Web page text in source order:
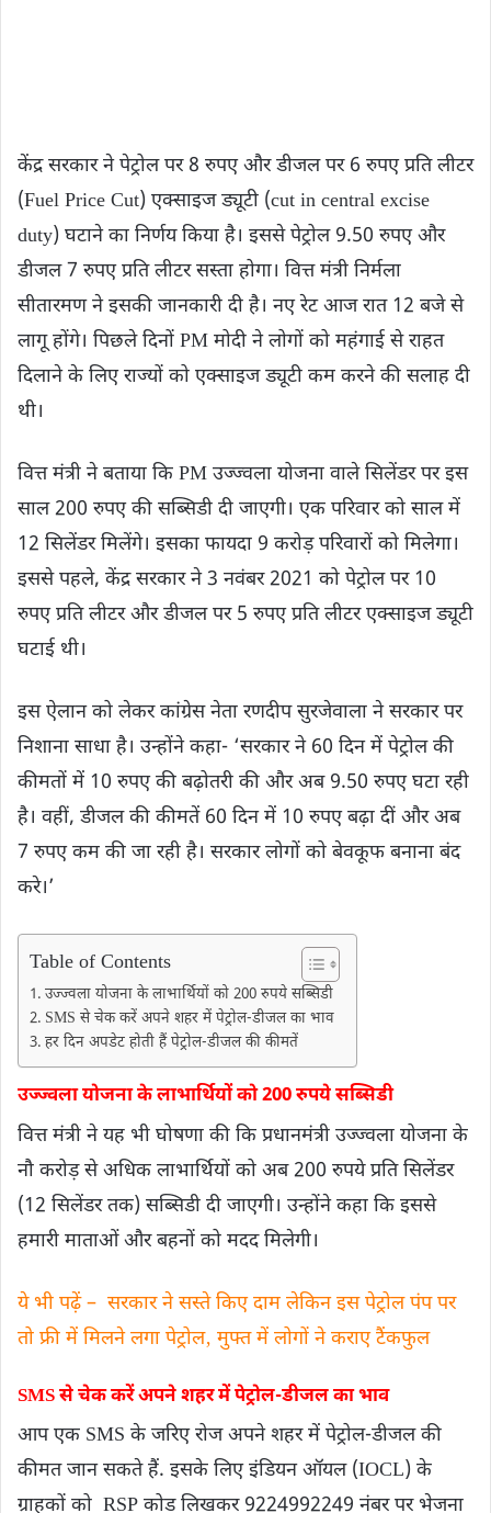
केंद्र सरकार ने पेट्रोल पर 8 रुपए और डीजल पर 6 रुपए प्रति लीटर
(Fuel Price Cut) एक्साइज ड्यूटी (cut in central excise
duty) घटाने का निर्णय किया है। इससे पेट्रोल 9.50 रुपए और
डीजल 7 रुपए प्रति लीटर सस्ता होगा। वित्त मंत्री निर्मला
सीतारमण ने इसकी जानकारी दी है। नए रेट आज रात 12 बजे से
लागू होंगे। पिछले दिनों PM मोदी ने लोगों को महंगाई से राहत
दिलाने के लिए राज्यों को एक्साइज ड्यूटी कम करने की सलाह दी
थी।
वित्त मंत्री ने बताया कि PM उज्ज्वला योजना वाले सिलेंडर पर इस
साल 200 रुपए की सब्सिडी दी जाएगी। एक परिवार को साल में
12 सिलेंडर मिलेंगे। इसका फायदा 9 करोड़ परिवारों को मिलेगा।
इससे पहले, केंद्र सरकार ने 3 नवंबर 2021 को पेट्रोल पर 10
रुपए प्रति लीटर और डीजल पर 5 रुपए प्रति लीटर एक्साइज ड्यूटी
घटाई थी।
इस ऐलान को लेकर कांग्रेस नेता रणदीप सुरजेवाला ने सरकार पर
निशाना साधा है। उन्होंने कहा- ‘सरकार ने 60 दिन में पेट्रोल की
कीमतों में 10 रुपए की बढ़ोतरी की और अब 9.50 रुपए घटा रही
है। वहीं, डीजल की कीमतें 60 दिन में 10 रुपए बढ़ा दीं और अब
7 रुपए कम की जा रही है। सरकार लोगों को बेवकूफ बनाना बंद
करे।’
Table of Contents
उज्ज्वला योजना के लाभार्थियों को 200 रुपये सब्सिडी
SMS से चेक करें अपने शहर में पेट्रोल-डीजल का भाव
हर दिन अपडेट होती हैं पेट्रोल-डीजल की कीमतें
उज्ज्वला योजना के लाभार्थियों को 200 रुपये सब्सिडी
वित्त मंत्री ने यह भी घोषणा की कि प्रधानमंत्री उज्ज्वला योजना के
नौ करोड़ से अधिक लाभार्थियों को अब 200 रुपये प्रति सिलेंडर
(12 सिलेंडर तक) सब्सिडी दी जाएगी। उन्होंने कहा कि इससे
हमारी माताओं और बहनों को मदद मिलेगी।
ये भी पढ़ें – सरकार ने सस्ते किए दाम लेकिन इस पेट्रोल पंप पर
तो फ्री में मिलने लगा पेट्रोल‚ मुफ्त में लोगों ने कराए टैंकफुल
SMS से चेक करें अपने शहर में पेट्रोल-डीजल का भाव
आप एक SMS के जरिए रोज अपने शहर में पेट्रोल-डीजल की
कीमत जान सकते हैं. इसके लिए इंडियन ऑयल (IOCL) के
ग्राहकों को RSP कोड लिखकर 9224992249 नंबर पर भेजना